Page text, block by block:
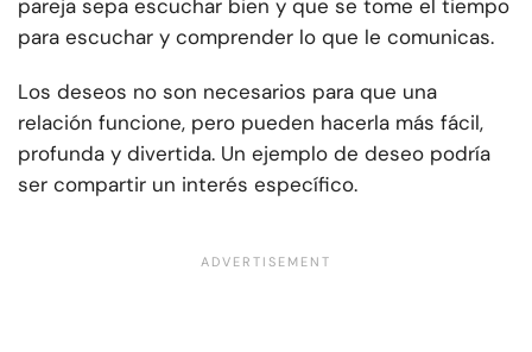
pareja sepa escuchar bien y que se tome el tiempo
para escuchar y comprender lo que le comunicas.
Los deseos no son necesarios para que una
relación funcione, pero pueden hacerla más fácil,
profunda y divertida. Un ejemplo de deseo podría
ser compartir un interés específico.